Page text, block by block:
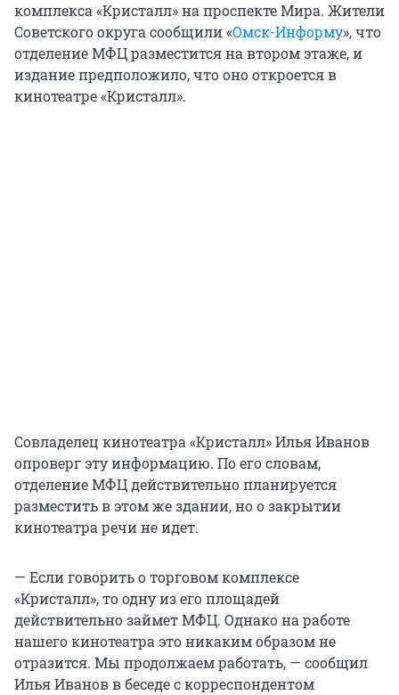
комплекса «Кристалл» на проспекте Мира. Жители
Советского округа сообщили «Омск-Информу», что
отделение МФЦ разместится на втором этаже, и
издание предположило, что оно откроется в
кинотеатре «Кристалл».
Совладелец кинотеатра «Кристалл» Илья Иванов
опроверг эту информацию. По его словам,
отделение МФЦ действительно планируется
разместить в этом же здании, но о закрытии
кинотеатра речи не идет.
— Если говорить о торговом комплексе
«Кристалл», то одну из его площадей
действительно займет МФЦ. Однако на работе
нашего кинотеатра это никаким образом не
отразится. Мы продолжаем работать, — сообщил
Илья Иванов в беседе с корреспондентом